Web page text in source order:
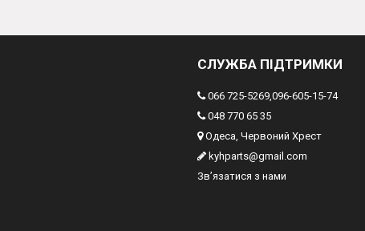
СЛУЖБА ПІДТРИМКИ
066 725-5269,096-605-15-74
048 770 65 35
Одеса, Червоний Хрест
kyhparts@gmail.com
Зв’язатися з нами